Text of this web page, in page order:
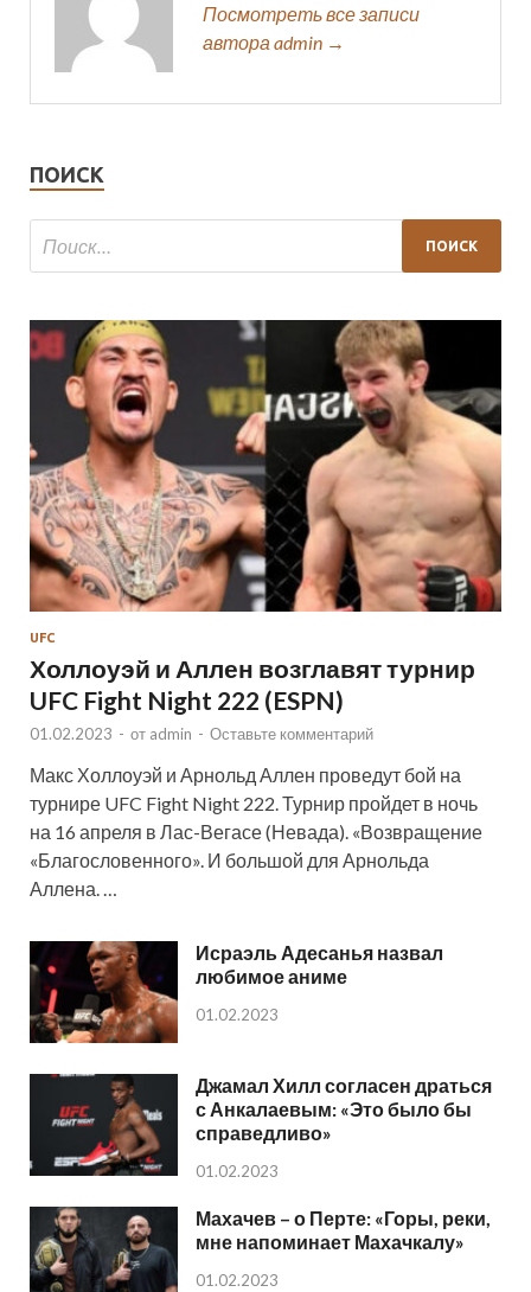
Посмотреть все записи
автора admin →
ПОИСК
UFC
Холлоуэй и Аллен возглавят турнир
UFC Fight Night 222 (ESPN)
01.02.2023 - от admin - Оставьте комментарий
Макс Холлоуэй и Арнольд Аллен проведут бой на
турнире UFC Fight Night 222. Турнир пройдет в ночь
на 16 апреля в Лас-Вегасе (Невада). «Возвращение
«Благословенного». И большой для Арнольда
Аллена. …
Исраэль Адесанья назвал
любимое аниме
01.02.2023
Джамал Хилл согласен драться
с Анкалаевым: «Это было бы
справедливо»
01.02.2023
Махачев – о Перте: «Горы, реки,
мне напоминает Махачкалу»
01.02.2023